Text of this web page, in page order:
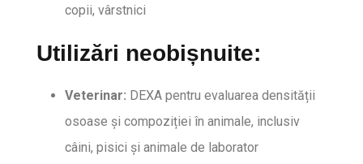
copii, vârstnici
Utilizări neobișnuite:
Veterinar: DEXA pentru evaluarea densității
osoase și compoziției în animale, inclusiv
câini, pisici și animale de laborator